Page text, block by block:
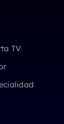
TV